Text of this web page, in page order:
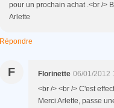
pour un prochain achat .<br />
Arlette
Répondre
F Florinette 06/01/2012
<br /> <br /> C'est
Merci Arlette, passe